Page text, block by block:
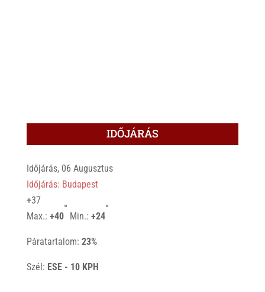
IDŐJÁRÁS
Időjárás, 06 Augusztus
Időjárás: Budapest
+37
Max.: +40
°
Min.: +24
°
Páratartalom: 23%
Szél: ESE - 10 KPH